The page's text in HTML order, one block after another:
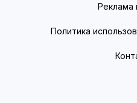
Реклама
Политика